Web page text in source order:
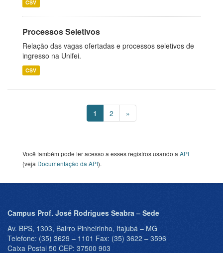
CSV
Processos Seletivos
Relação das vagas ofertadas e processos seletivos de
ingresso na Unifei.
CSV
1 2 »
Você também pode ter acesso a esses registros usando a API
(veja Documentação da API).
Campus Prof. José Rodrigues Seabra – Sede
Av. BPS, 1303, Bairro Pinheirinho, Itajubá – MG
Telefone: (35) 3629 – 1101 Fax: (35) 3622 – 3596
Caixa Postal 50 CEP: 37500 903